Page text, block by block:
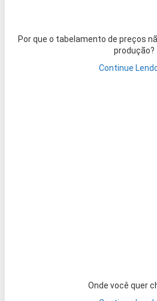
Por que o tabelamento de preços
produção?
Continue
Onde você quer